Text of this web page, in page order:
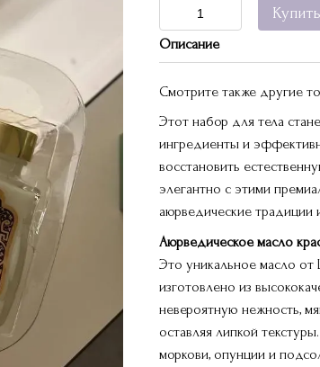
Купить
Описание
Смотрите также другие
Этот набор для тела
ингредиенты и
восстановить
элегантно с этими
аюрведические
Аюрведическое масло
Это уникальное масло
изготовлено из
невероятную нежность,
оставляя липкой
моркови, опунции и